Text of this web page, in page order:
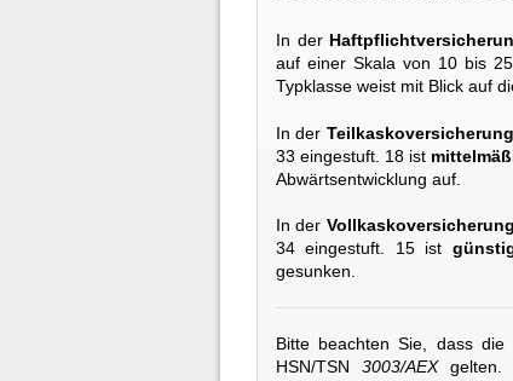
In der
auf einer Skala von 10 bis
Typklasse weist mit Blick auf
In der Teilkaskoversicherung
33 eingestuft. 18 ist
Abwärtsentwicklung auf.
In der Vollkaskoversicherung
34 eingestuft. 15 ist
gesunken.
Bitte beachten Sie, dass
HSN/TSN 3003/AEXgelten.